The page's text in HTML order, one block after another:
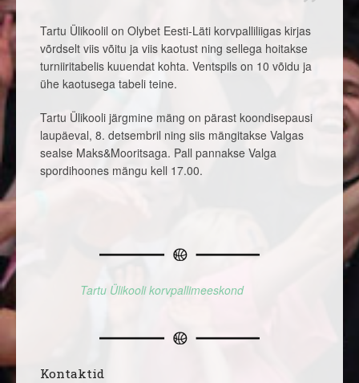
Tartu Ülikoolil on Olybet Eesti-Läti korvpalliliigas kirjas
võrdselt viis võitu ja viis kaotust ning sellega hoitakse
turniiritabelis kuuendat kohta. Ventspils on 10 võidu ja
ühe kaotusega tabeli teine.
Tartu Ülikooli järgmine mäng on pärast koondisepausi
laupäeval, 8. detsembril ning siis mängitakse Valgas
sealse Maks&Mooritsaga. Pall pannakse Valga
spordihoones mängu kell 17.00.
Tartu Ülikooli korvpallimeeskond
Kontaktid